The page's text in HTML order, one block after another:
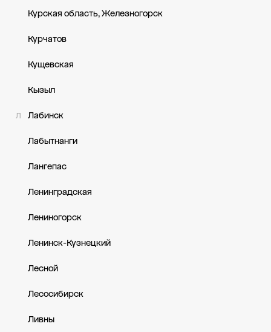
Курская область, Железногорск
Курчатов
Кущевская
Кызыл
Л Лабинск
Лабытнанги
Лангепас
Ленинградская
Лениногорск
Ленинск-Кузнецкий
Лесной
Лесосибирск
Ливны